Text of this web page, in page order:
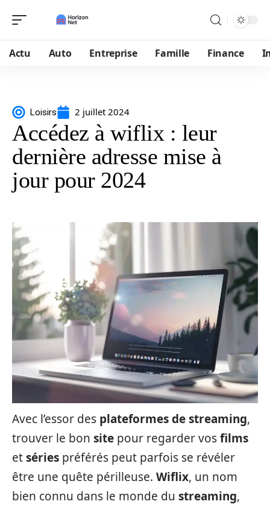
Actu Auto Entreprise Famille Finance
Loisirs 2 juillet 2024
Accédez à wiflix : leur
dernière adresse mise à
jour pour 2024
Avec l’essor des plateformes de streaming,
trouver le bon site pour regarder vosfilms
etséries préférés peut parfois se révéler
être une quête périlleuse. Wiflix, un nom
bien connu dans le monde du streaming,